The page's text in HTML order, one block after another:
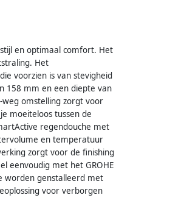
en optimaal comfort. Het
Het
voorzien is van stevigheid
158 mm en een diepte van
omstelling zorgt voor
moeiteloos tussen de
regendouche met
en temperatuur
zorgt voor de finishing
eenvoudig met het GROHE
worden genstalleerd met
voor verborgen